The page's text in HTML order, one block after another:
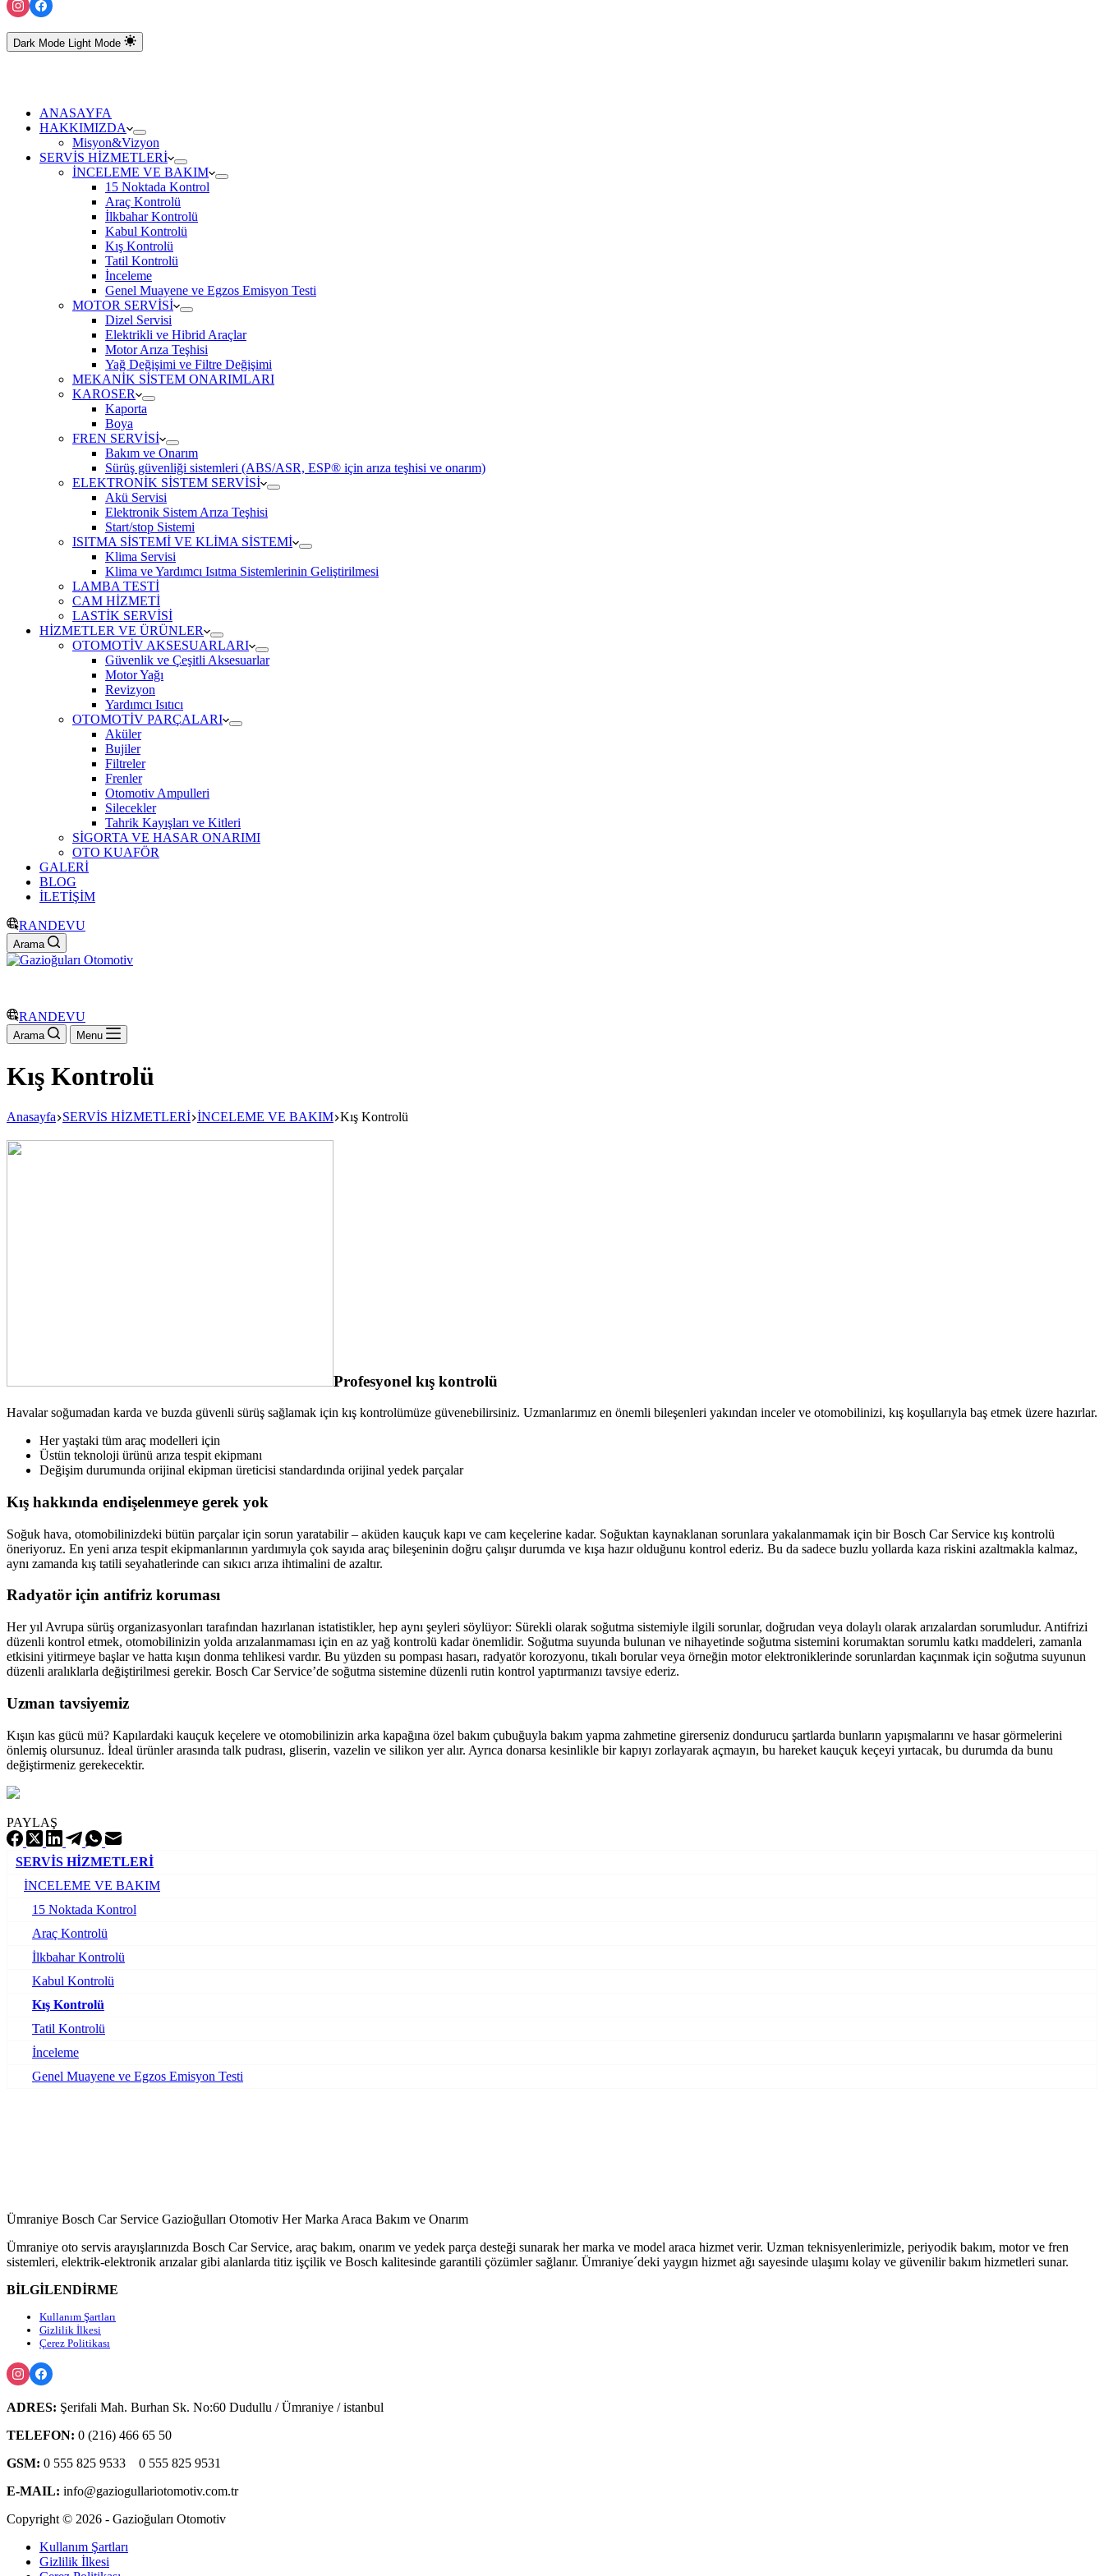
Dark Mode Light Mode
ANASAYFA
HAKKIMIZDA
Misyon&Vizyon
SERVİS HİZMETLERİ
İNCELEME VE BAKIM
15 Noktada Kontrol
Araç Kontrolü
İlkbahar Kontrolü
Kabul Kontrolü
Kış Kontrolü
Tatil Kontrolü
İnceleme
Genel Muayene ve Egzos Emisyon Testi
MOTOR SERVİSİ
Dizel Servisi
Elektrikli ve Hibrid Araçlar
Motor Arıza Teşhisi
Yağ Değişimi ve Filtre Değişimi
MEKANİK SİSTEM ONARIMLARI
KAROSER
Kaporta
Boya
FREN SERVİSİ
Bakım ve Onarım
Sürüş güvenliği sistemleri (ABS/ASR, ESP® için arıza teşhisi ve onarım)
ELEKTRONİK SİSTEM SERVİSİ
Akü Servisi
Elektronik Sistem Arıza Teşhisi
Start/stop Sistemi
ISITMA SİSTEMİ VE KLİMA SİSTEMİ
Klima Servisi
Klima ve Yardımcı Isıtma Sistemlerinin Geliştirilmesi
LAMBA TESTİ
CAM HİZMETİ
LASTİK SERVİSİ
HİZMETLER VE ÜRÜNLER
OTOMOTİV AKSESUARLARI
Güvenlik ve Çeşitli Aksesuarlar
Motor Yağı
Revizyon
Yardımcı Isıtıcı
OTOMOTİV PARÇALARI
Aküler
Bujiler
Filtreler
Frenler
Otomotiv Ampulleri
Silecekler
Tahrik Kayışları ve Kitleri
SİGORTA VE HASAR ONARIMI
OTO KUAFÖR
GALERİ
BLOG
İLETİŞİM
RANDEVU
Arama
RANDEVU
Arama Menu
Kış Kontrolü
Anasayfa SERVİS HİZMETLERİ İNCELEME VE BAKIM Kış Kontrolü
Profesyonel kış kontrolü
Havalar soğumadan karda ve buzda güvenli sürüş sağlamak için kış kontrolümüze güvenebilirsiniz. Uzmanlarımız en önemli bileşenleri yakından inceler ve otomobilinizi, kış koşullarıyla baş etmek üzere hazırlar.
Her yaştaki tüm araç modelleri için
Üstün teknoloji ürünü arıza tespit ekipmanı
Değişim durumunda orijinal ekipman üreticisi standardında orijinal yedek parçalar
Kış hakkında endişelenmeye gerek yok
Soğuk hava, otomobilinizdeki bütün parçalar için sorun yaratabilir – aküden kauçuk kapı ve cam keçelerine kadar. Soğuktan kaynaklanan sorunlara yakalanmamak için bir Bosch Car Service kış kontrolü
öneriyoruz. En yeni arıza tespit ekipmanlarının yardımıyla çok sayıda araç bileşeninin doğru çalışır durumda ve kışa hazır olduğunu kontrol ederiz. Bu da sadece buzlu yollarda kaza riskini azaltmakla kalmaz,
aynı zamanda kış tatili seyahatlerinde can sıkıcı arıza ihtimalini de azaltır.
Radyatör için antifriz koruması
Her yıl Avrupa sürüş organizasyonları tarafından hazırlanan istatistikler, hep aynı şeyleri söylüyor: Sürekli olarak soğutma sistemiyle ilgili sorunlar, doğrudan veya dolaylı olarak arızalardan sorumludur. Antifrizi
düzenli kontrol etmek, otomobilinizin yolda arızalanmaması için en az yağ kontrolü kadar önemlidir. Soğutma suyunda bulunan ve nihayetinde soğutma sistemini korumaktan sorumlu katkı maddeleri, zamanla
etkisini yitirmeye başlar ve hatta kışın donma tehlikesi vardır. Bu yüzden su pompası hasarı, radyatör korozyonu, tıkalı borular veya örneğin motor elektroniklerinde sorunlardan kaçınmak için soğutma suyunun
düzenli aralıklarla değiştirilmesi gerekir. Bosch Car Service’de soğutma sistemine düzenli rutin kontrol yaptırmanızı tavsiye ederiz.
Uzman tavsiyemiz
Kışın kas gücü mü? Kapılardaki kauçuk keçelere ve otomobilinizin arka kapağına özel bakım çubuğuyla bakım yapma zahmetine girerseniz dondurucu şartlarda bunların yapışmalarını ve hasar görmelerini
önlemiş olursunuz. İdeal ürünler arasında talk pudrası, gliserin, vazelin ve silikon yer alır. Ayrıca donarsa kesinlikle bir kapıyı zorlayarak açmayın, bu hareket kauçuk keçeyi yırtacak, bu durumda da bunu
değiştirmeniz gerekecektir.
PAYLAŞ
SERVİS HİZMETLERİ
İNCELEME VE BAKIM
15 Noktada Kontrol
Araç Kontrolü
İlkbahar Kontrolü
Kabul Kontrolü
Kış Kontrolü
Tatil Kontrolü
İnceleme
Genel Muayene ve Egzos Emisyon Testi
Ümraniye Bosch Car Service Gazioğulları Otomotiv Her Marka Araca Bakım ve Onarım
Ümraniye oto servis arayışlarınızda Bosch Car Service, araç bakım, onarım ve yedek parça desteği sunarak her marka ve model araca hizmet verir. Uzman teknisyenlerimizle, periyodik bakım, motor ve fren
sistemleri, elektrik-elektronik arızalar gibi alanlarda titiz işçilik ve Bosch kalitesinde garantili çözümler sağlanır. Ümraniye´deki yaygın hizmet ağı sayesinde ulaşımı kolay ve güvenilir bakım hizmetleri sunar.
BİLGİLENDİRME
Kullanım Şartları
Gizlilik İlkesi
Çerez Politikası
ADRES: Şerifali Mah. Burhan Sk. No:60 Dudullu / Ümraniye / istanbul
TELEFON: 0 (216) 466 65 50
GSM: 0 555 825 9533
0 555 825 9531
E-MAIL: info@gaziogullariotomotiv.com.tr
Copyright © 2026 - Gazioğuları Otomotiv
Kullanım Şartları
Gizlilik İlkesi